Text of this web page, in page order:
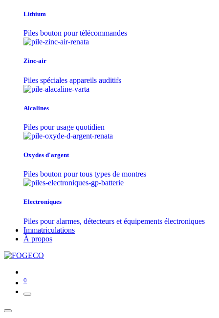
Lithium
Piles bouton pour télécommandes
Zinc-air
Piles spéciales appareils auditifs
Alcalines
Piles pour usage quotidien
Oxydes d'argent
Piles bouton pour tous types de montres
Electroniques
Piles pour alarmes, détecteurs et équipements électroniques
Immatriculations
À propos
0